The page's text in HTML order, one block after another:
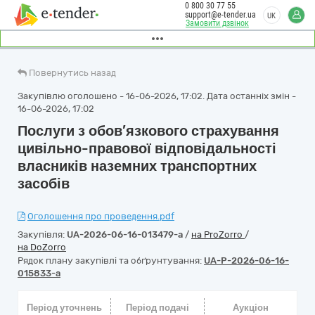
Замовити дзвінок
0 800 30 77 55
support@e-tender.ua
UK
Повернутись назад
Закупівлю оголошено - 16-06-2026, 17:02. Дата останніх змін -
16-06-2026, 17:02
Послуги з обов’язкового страхування
цивільно-правової відповідальності
власників наземних транспортних
засобів
Оголошення про проведення.pdf
Закупівля: UA-2026-06-16-013479-a / на ProZorro /
на DoZorro
Рядок плану закупівлі та обґрунтування: UA-P-2026-06-16-
015833-a
Період уточнень
Період подачі
Аукціон